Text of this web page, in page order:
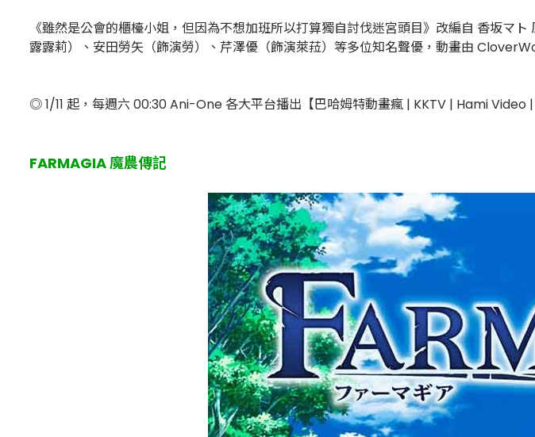
《雖然是公會的櫃檯小姐，但因為不想加班所以打算獨自討伐迷宮頭目》改編自 香坂マ
露露莉）、安田勞矢（飾演勞）、芹澤優（飾演萊菈）等多位知名聲優，動畫由
◎ 1/11 起，每週六 00:30 Ani-One 各大平台播出【巴哈姆特動畫瘋 | KKTV | Hami Video
FARMAGIA 魔農傳記